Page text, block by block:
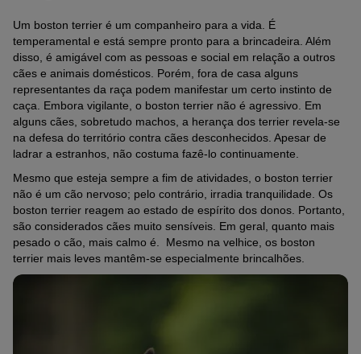
Um boston terrier é um companheiro para a vida. É
temperamental e está sempre pronto para a brincadeira. Além
disso, é amigável com as pessoas e social em relação a outros
cães e animais domésticos. Porém, fora de casa alguns
representantes da raça podem manifestar um certo instinto de
caça. Embora vigilante, o boston terrier não é agressivo. Em
alguns cães, sobretudo machos, a herança dos terrier revela-se
na defesa do território contra cães desconhecidos. Apesar de
ladrar a estranhos, não costuma fazê-lo continuamente.
Mesmo que esteja sempre a fim de atividades, o boston terrier
não é um cão nervoso; pelo contrário, irradia tranquilidade. Os
boston terrier reagem ao estado de espírito dos donos. Portanto,
são considerados cães muito sensíveis. Em geral, quanto mais
pesado o cão, mais calmo é. Mesmo na velhice, os boston
terrier mais leves mantêm-se especialmente brincalhões.